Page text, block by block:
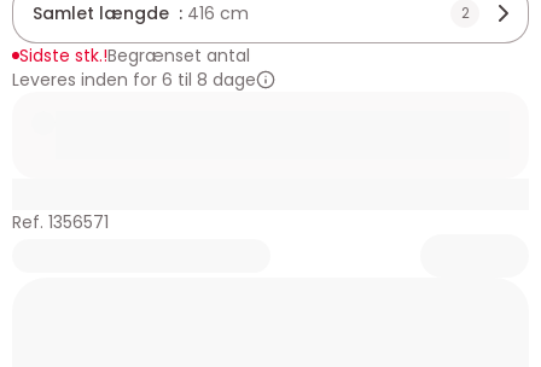
Samlet længde : 416 cm 2
Sidste stk.!Begrænset antal
Leveres inden for 6 til 8 dage
Ref. 1356571